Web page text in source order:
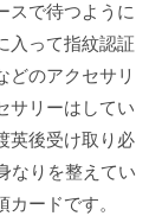
スで待つように
入って指紋認証
どのアクセサリ
サリーはしてい
英後受け取り必
なりを整えてい
ードです。